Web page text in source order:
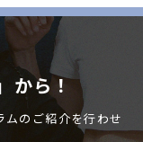
から！
のご紹介を行わせ